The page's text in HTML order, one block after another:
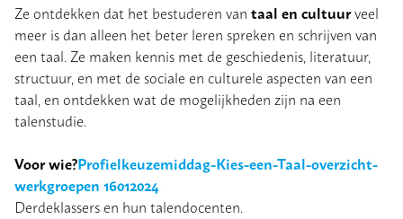
Ze ontdekken dat het bestuderen van taal en cultuurveel
meer is dan alleen het beter leren spreken en schrijven van
een taal. Ze maken kennis met de geschiedenis, literatuur,
structuur, en met de sociale en culturele aspecten van een
taal, en ontdekken wat de mogelijkheden zijn na een
talenstudie.
Voor wie?Profielkeuzemiddag-Kies-een-Taal-overzicht-
werkgroepen 16012024
Derdeklassers en hun talendocenten.